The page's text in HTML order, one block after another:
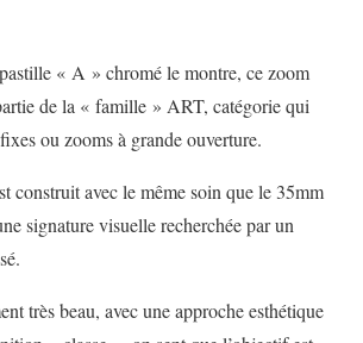
« A » chromé le montre, ce zoom
de la « famille » ART, catégorie qui
ou zooms à grande ouverture.
construit avec le même soin que le 35mm
signature visuelle recherchée par un
très beau, avec une approche esthétique